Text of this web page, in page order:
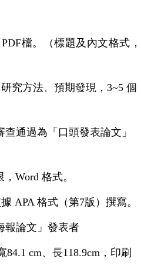
檔。（標題及內文格式，
究方法、預期發現，3~5 個
查通過為「口頭發表論文」
Word 格式。
APA 格式（第7版）撰寫。
報論文」發表者
cm、長118.9cm，印刷